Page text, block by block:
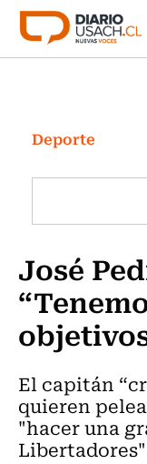
Click acá para ir
Investigación
Cultura
Programas
Deporte
José
El capitán
quieren
"hacer una